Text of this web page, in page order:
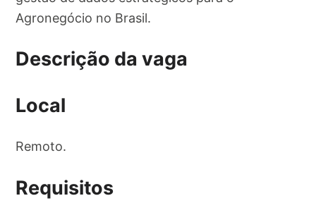
Agronegócio no Brasil.
Descrição da vaga
Local
Remoto.
Requisitos